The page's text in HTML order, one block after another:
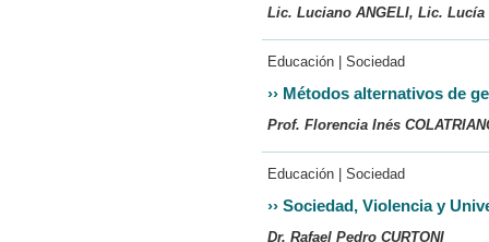
Lic. Luciano ANGELI, Lic. Lucía
Educación | Sociedad
›› Métodos alternativos de
Prof. Florencia Inés
Educación | Sociedad
›› Sociedad, Violencia y
Dr. Rafael Pedro CURTONI